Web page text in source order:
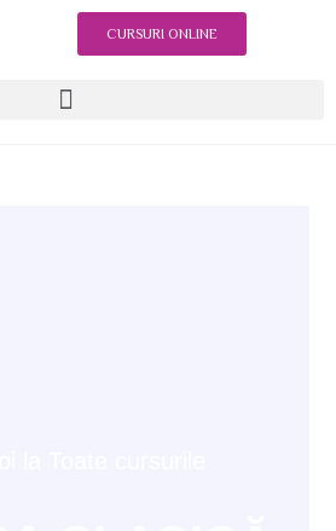
CURSURI ONLINE